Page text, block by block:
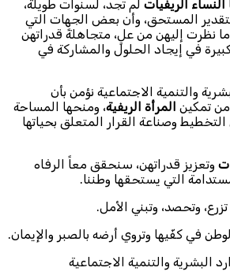
النساء الريفيات لم تجد، لسنوات طويلة،
المستحق، وأن بعض الجهات التي
ما نظرت إليهن من علٍ، متجاهلةً قدراتهن
في إيجاد الحلول والمشاركة في
والتنمية الاجتماعية نؤمن بأن
تمكين المرأة الريفية، ومنحها المساحة
وصناعة القرار المتعلق بحياتها
وتعزيز قدراتهن، سنحقق معاً الرفاه
التي يستحقها وطننا.
تزرع، وتحصد، وتبني الأمل.
في كفّيها وتروي أرضه بالصبر والإيمان.
البشرية والتنمية الاجتماعية